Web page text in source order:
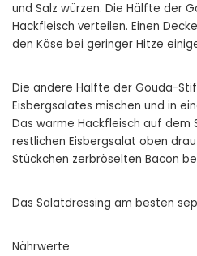
und Salz würzen. Die Hälfte der
Hackfleisch verteilen. Einen
den Käse bei geringer Hitze
Die andere Hälfte der Gouda-
Eisbergsalates mischen und in
Das warme Hackfleisch auf dem
restlichen Eisbergsalat oben
Stückchen zerbröselten Bacon
Das Salatdressing am besten
Nährwerte